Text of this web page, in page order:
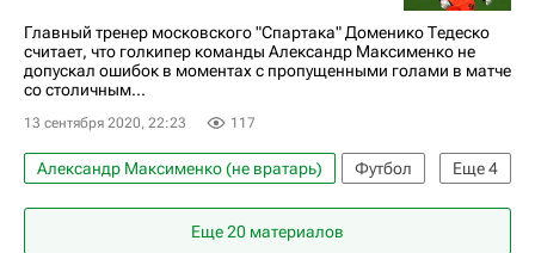
РПЛ 2026-2027 (Чемпионат России по футболу)
Спартак Москва
ПФК ЦСКА
Никола Влашич
Главный тренер московского "Спартака" Доменико Тедеско
считает, что голкипер команды Александр Максименко не
допускал ошибок в моментах с пропущенными голами в матче
со столичным...
13 сентября 2020, 22:23 117
Еще4
Александр Максименко (не вратарь)
Футбол
РПЛ 2026-2027 (Чемпионат России по футболу)
ПФК ЦСКА
Еще 20 материалов